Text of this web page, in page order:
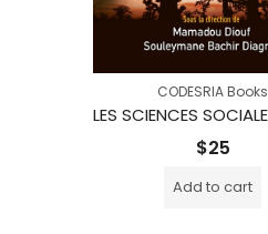
CODESRIA Books
$25
Add to cart